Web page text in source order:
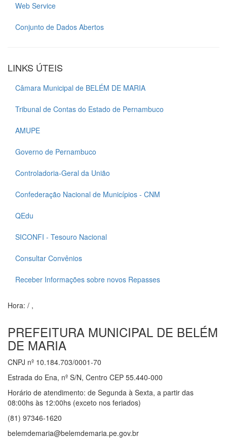
Web Service
Conjunto de Dados Abertos
LINKS ÚTEIS
Câmara Municipal de BELÉM DE MARIA
Tribunal de Contas do Estado de Pernambuco
AMUPE
Governo de Pernambuco
Controladoria-Geral da União
Confederação Nacional de Municípios - CNM
QEdu
SICONFI - Tesouro Nacional
Consultar Convênios
Receber Informações sobre novos Repasses
Hora: / ,
PREFEITURA MUNICIPAL DE BELÉM
DE MARIA
CNPJ nº 10.184.703/0001-70
Estrada do Ena, nº S/N, Centro CEP 55.440-000
Horário de atendimento: de Segunda à Sexta, a partir das
08:00hs às 12:00hs (exceto nos feriados)
(81) 97346-1620
belemdemaria@belemdemaria.pe.gov.br